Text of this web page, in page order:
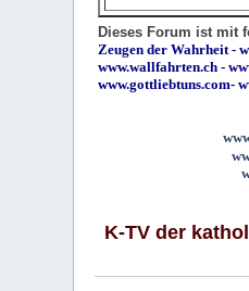
Dieses Forum ist mit
Zeugen der Wahrheit-
www.wallfahrten.ch -
www.gottliebtuns.com-
K-TV der